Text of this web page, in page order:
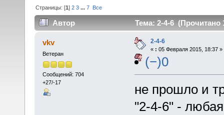
Страницы: [1]2 3 ...7 Все
Автор Тема: 2-4-6 (Прочитано
vkv
Ветеран
Сообщений: 704
+27/-17
2-4-6
« : 05 Февраля 2015, 18:37 »
(−)0
не прошло и
"2-4-6" -